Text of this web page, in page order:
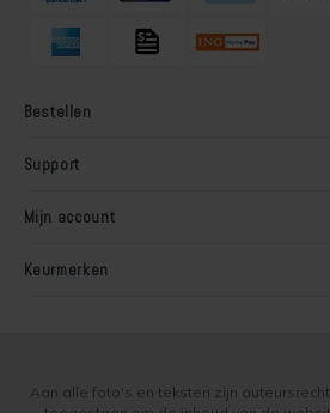
Bestellen
Support
Mijn account
Keurmerken
Aan alle foto's en teksten zijn